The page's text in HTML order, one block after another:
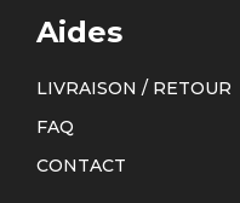
Aides
LIVRAISON / RETOUR
FAQ
CONTACT